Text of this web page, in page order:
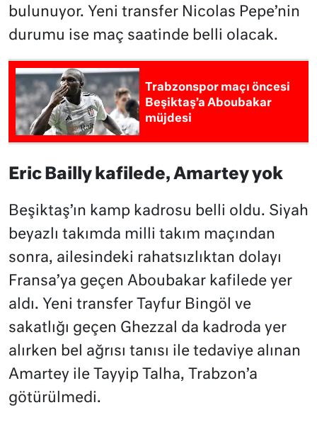
bulunuyor. Yeni transfer Nicolas Pepe’nin
durumu ise maç saatinde belli olacak.
Trabzonspor maçı öncesi
Beşiktaş’a Aboubakar
müjdesi
Eric Bailly kafilede, Amartey yok
Beşiktaş’ın kamp kadrosu belli oldu. Siyah
beyazlı takımda milli takım maçından
sonra, ailesindeki rahatsızlıktan dolayı
Fransa’ya geçen Aboubakar kafilede yer
aldı. Yeni transfer Tayfur Bingöl ve
sakatlığı geçen Ghezzal da kadroda yer
alırken bel ağrısı tanısı ile tedaviye alınan
Amartey ile Tayyip Talha, Trabzon’a
götürülmedi.